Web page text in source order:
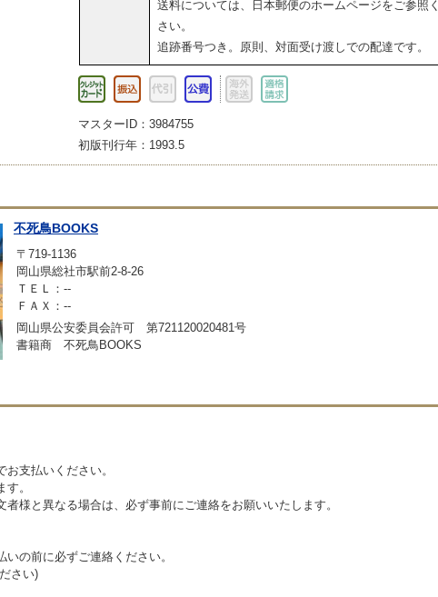
送料については、日本郵便のホームページをご参照
さい。
追跡番号つき。原則、対面受け渡しでの配達です。
マスターID：3984755
初版刊行年：1993.5
不死鳥BOOKS
〒719-1136
岡山県総社市駅前2-8-26
ＴＥＬ：--
ＦＡＸ：--
岡山県公安委員会許可 第721120020481号
書籍商 不死鳥BOOKS
支払いください。
。
様と異なる場合は、必ず事前にご連絡をお願いいたします。
の前に必ずご連絡ください。
さい)